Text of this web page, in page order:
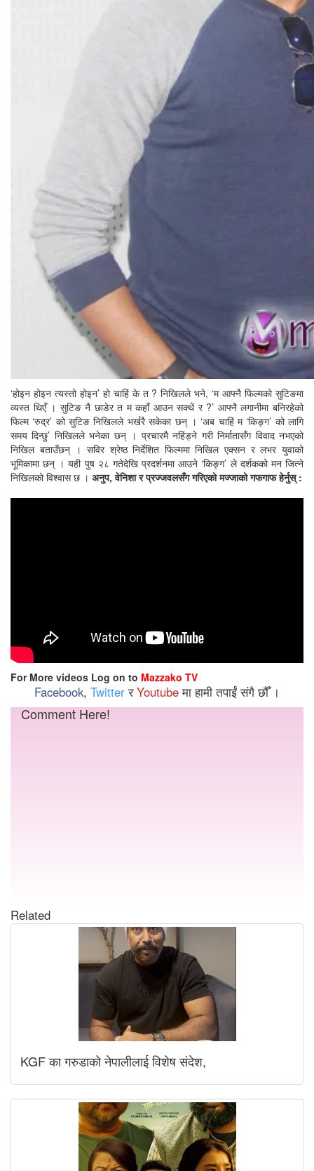
‘होइन होइन त्यस्तो होइन’ हो चाहिं के त ? निखिलले भने, ‘म आफ्नै फिल्मको सुटिङमा
व्यस्त थिएँ । सुटिङ नै छाडेर त म कहाँ आउन सक्थें र ?’ आफ्नै लगानीमा बनिरहेको
फिल्म ‘रुद्र’ को सुटिङ निखिलले भर्खरै सकेका छन् । ‘अब चाहिं म ‘किङ्ग’ को लागि
समय दिन्छु’ निखिलले भनेका छन् । प्रचारमै नहिंड्ने गरी निर्मातासँग विवाद नभएको
निखिल बताउँछन् । सविर श्रेष्ठ निर्देशित फिल्ममा निखिल एक्सन र लभर युवाको
भूमिकामा छन् । यही पुष २८ गतेदेखि प्रदर्शनमा आउने ‘किङ्ग’ ले दर्शकको मन जित्ने
निखिलको विश्वास छ । अनुप, वेनिशा र प्रज्जवलसँग गरिएको मज्जाको गफगाफ हेर्नुस् :
For More videos Log on to Mazzako TV
Facebook, TwitterरYoutubeमा हामी तपाईं संगै छौँ ।
Comment Here!
Related
KGF का गरुडाको नेपालीलाई विशेष संदेश,